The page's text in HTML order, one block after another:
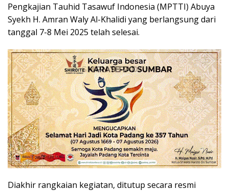
Pengkajian Tauhid Tasawuf Indonesia (MPTTI) Abuya
Syekh H. Amran Waly Al-Khalidi yang berlangsung dari
tanggal 7-8 Mei 2025 telah selesai.
Diakhir rangkaian kegiatan, ditutup secara resmi